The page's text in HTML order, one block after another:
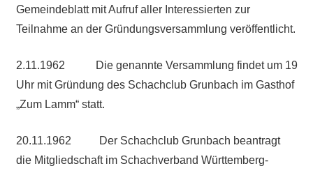
Gemeindeblatt mit Aufruf aller Interessierten zur
Teilnahme an der Gründungsversammlung veröffentlicht.
2.11.1962 Die genannte Versammlung findet um 19
Uhr mit Gründung des Schachclub Grunbach im Gasthof
„Zum Lamm“ statt.
20.11.1962 Der Schachclub Grunbach beantragt
die Mitgliedschaft im Schachverband Württemberg-